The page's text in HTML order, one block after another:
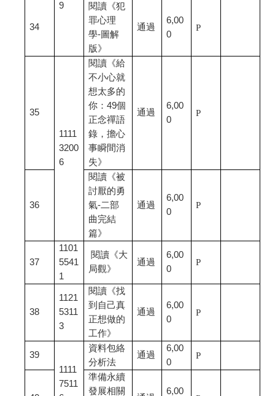
9
34
閱讀《犯
罪心理
學-圖解
版》
通過
6,00
0
P
35
1111
3200
6
閱讀《給
不小心就
想太多的
你：49個
正念禪語
錄，擔心
事瞬間消
失》
通過
6,00
0
P
36
閱讀《被
討厭的勇
氣-二部
曲完結
篇》
通過
6,00
0
P
37
1101
5541
1
閱讀《大
局觀》
通過
6,00
0
P
38
1121
5311
3
閱讀《找
到自己真
正想做的
工作》
通過
6,00
0
P
39
1111
7511
資料包絡
分析法
通過
6,00
0
P
準備永續
發展相關
6,00